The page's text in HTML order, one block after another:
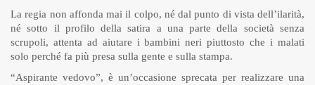
La regia non affonda mai il colpo, né dal punto di vista dell’ilarità,
né sotto il profilo della satira a una parte della società senza
scrupoli, attenta ad aiutare i bambini neri piuttosto che i malati
solo perché fa più presa sulla gente e sulla stampa.
“Aspirante vedovo”, è un’occasione sprecata per realizzare una